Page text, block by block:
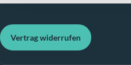
Vertrag widerrufen